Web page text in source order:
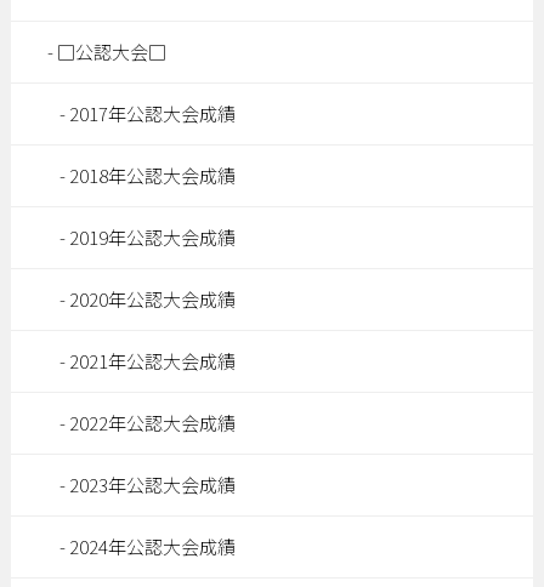
□公認大会□
2017年公認大会成績
2018年公認大会成績
2019年公認大会成績
2020年公認大会成績
2021年公認大会成績
2022年公認大会成績
2023年公認大会成績
2024年公認大会成績